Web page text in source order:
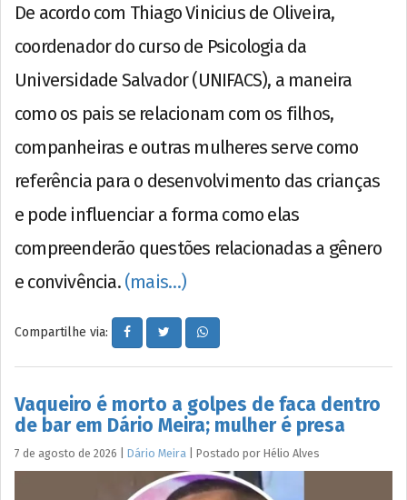
De acordo com Thiago Vinicius de Oliveira,
coordenador do curso de Psicologia da
Universidade Salvador (UNIFACS), a maneira
como os pais se relacionam com os filhos,
companheiras e outras mulheres serve como
referência para o desenvolvimento das crianças
e pode influenciar a forma como elas
compreenderão questões relacionadas a gênero
e convivência. (mais…)
Compartilhe via:
Vaqueiro é morto a golpes de faca dentro
de bar em Dário Meira; mulher é presa
7 de agosto de 2026 Dário Meira Postado por Hélio Alves